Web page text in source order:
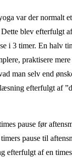
var der normalt
blev efterfulgt
i 3 timer. En halv
praktisere
man selv end
efterfulgt af
pause før
pause til
efterfulgt af en